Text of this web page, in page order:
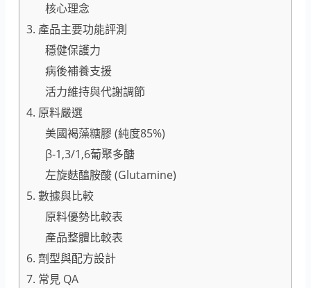
核心理念
3. 產品主要功能評測
穩健保護力
病後補養支援
活力維持與代謝調節
4. 原料嚴選
美國褐藻糖膠 (純度85%)
β-1,3/1,6葡聚多醣
左旋麩醯胺酸 (Glutamine)
5. 數據與比較
原料優勢比較表
產品整體比較表
6. 劑型與配方設計
7. 常見 QA